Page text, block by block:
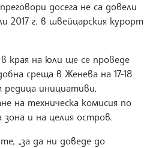
досега не са довели
2017 г. в швейцарския курорт
края на юли ще се проведе
среща в Женева на 17-18
инициативи,
на техническа комисия по
и на целия остров.
„за да ни доведе до